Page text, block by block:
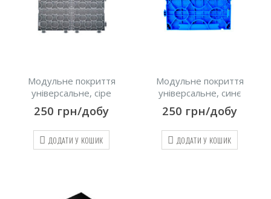
Модульне покриття
універсальне, сіре
250 грн/добу
ДОДАТИ У КОШИК
Модульне покриття
універсальне, синє
250 грн/добу
ДОДАТИ У КОШИК